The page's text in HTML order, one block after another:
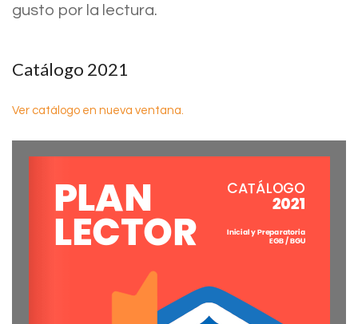
gusto por la lectura.
Catálogo 2021
Ver catálogo en nueva ventana.